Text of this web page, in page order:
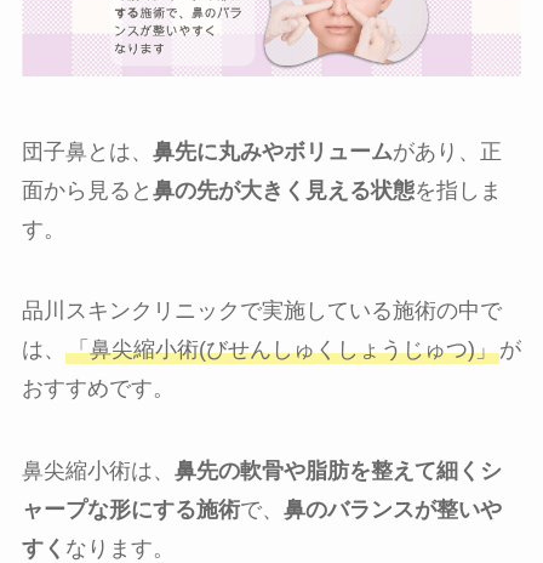
団子鼻とは、 鼻先に丸みやボリュームがあり、正
面から見ると 鼻の先が大きく見える状態を指しま
す。
品川スキンクリニックで実施している施術の中で
は、 「鼻尖縮小術(びせんしゅくしょうじゅつ)」が
おすすめです。
鼻尖縮小術は、 鼻先の軟骨や脂肪を整えて細くシ
ャープな形にする施術で、 鼻のバランスが整いや
すく なります。